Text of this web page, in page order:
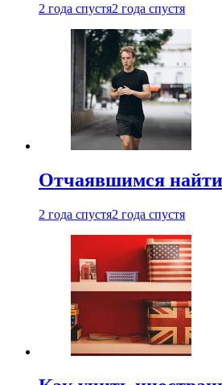
2 года спустя2 года спустя
Отчаявшимся найти
2 года спустя2 года спустя